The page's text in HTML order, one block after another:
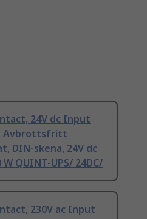
24V dc Input
Avbrottsfritt
DIN-skena, 24V dc
QUINT-UPS/ 24DC/
230V ac Input